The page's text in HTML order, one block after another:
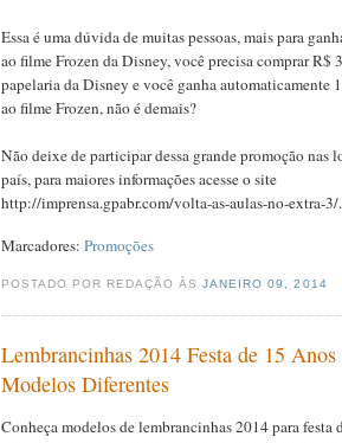
Essa é uma dúvida de muitas pessoas, mais para
ao filme Frozen da Disney, você precisa comprar R$
papelaria da Disney e você ganha automaticamente
ao filme Frozen, não é demais?
Não deixe de participar dessa grande promoção nas
país, para maiores informações acesse o site
http://imprensa.gpabr.com/volta-as-aulas-no-extra-3/.
Marcadores: Promoções
POSTADO POR REDAÇÃO ÀSJANEIRO 09, 2014
Lembrancinhas 2014 Festa de 15
Modelos Diferentes
Conheça modelos de lembrancinhas 2014 para festa